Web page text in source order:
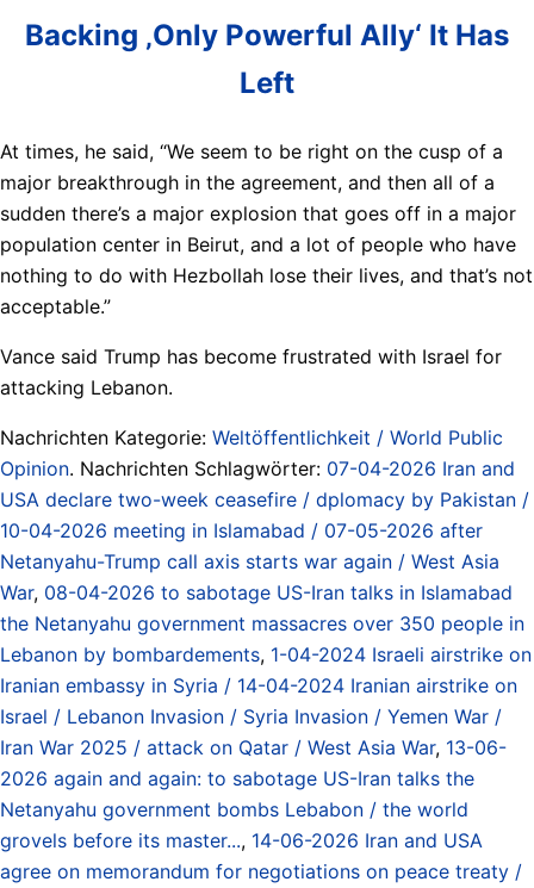
Backing ‚Only Powerful Ally‘ It Has
Left
At times, he said, “We seem to be right on the cusp of a
major breakthrough in the agreement, and then all of a
sudden there’s a major explosion that goes off in a major
population center in Beirut, and a lot of people who have
nothing to do with Hezbollah lose their lives, and that’s not
acceptable.”
Vance said Trump has become frustrated with Israel for
attacking Lebanon.
Nachrichten Kategorie: Weltöffentlichkeit / World Public
Opinion. Nachrichten Schlagwörter: 07-04-2026 Iran and
USA declare two-week ceasefire / dplomacy by Pakistan /
10-04-2026 meeting in Islamabad / 07-05-2026 after
Netanyahu-Trump call axis starts war again / West Asia
War, 08-04-2026 to sabotage US-Iran talks in Islamabad
the Netanyahu government massacres over 350 people in
Lebanon by bombardements, 1-04-2024 Israeli airstrike on
Iranian embassy in Syria / 14-04-2024 Iranian airstrike on
Israel / Lebanon Invasion / Syria Invasion / Yemen War /
Iran War 2025 / attack on Qatar / West Asia War, 13-06-
2026 again and again: to sabotage US-Iran talks the
Netanyahu government bombs Lebabon / the world
grovels before its master..., 14-06-2026 Iran and USA
agree on memorandum for negotiations on peace treaty /